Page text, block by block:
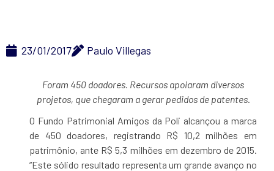
23/01/2017 Paulo Villegas
Foram 450 doadores. Recursos apoiaram diversos
projetos, que chegaram a gerar pedidos de patentes.
O Fundo Patrimonial Amigos da Poli alcançou a marca
de 450 doadores, registrando R$ 10,2 milhões em
patrimônio, ante R$ 5,3 milhões em dezembro de 2015.
“Este sólido resultado representa um grande avanço no